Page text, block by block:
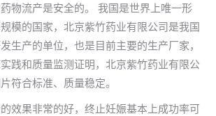
物流产是安全的。 我国是世界上唯一形
模的国家，北京紫竹药业有限公司是我国
生产的单位，也是目前主要的生产厂家，
践和质量监测证明，北京紫竹药业有限公
符合标准、质量稳定。
效果非常的好，终止妊娠基本上成功率可